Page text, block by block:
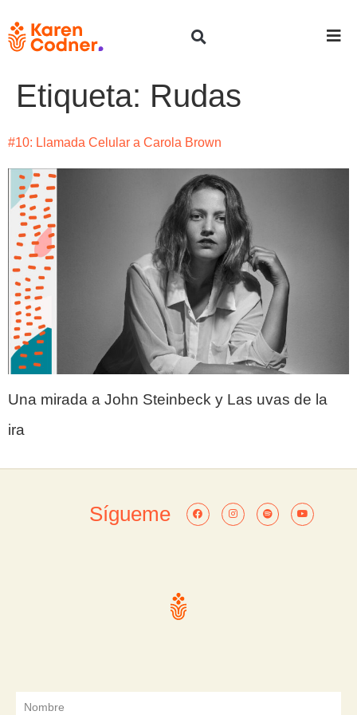
Etiqueta: Rudas
#10: Llamada Celular a Carola Brown
Una mirada a John Steinbeck y Las uvas de la
ira
Sígueme